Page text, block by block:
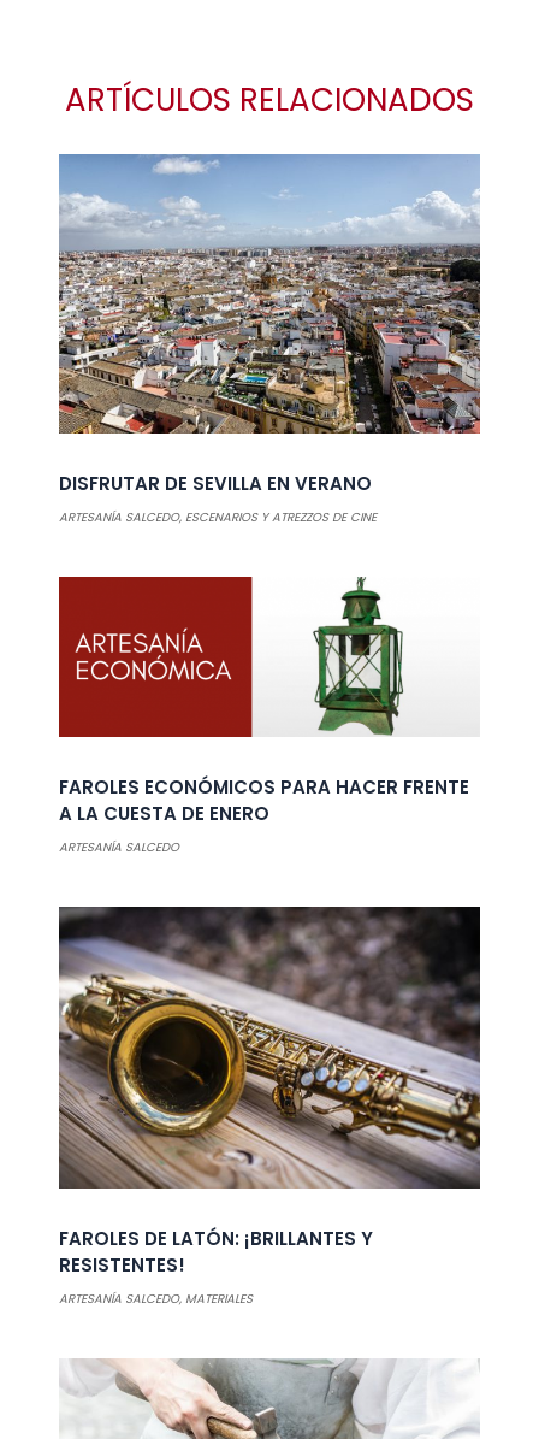
ARTÍCULOS RELACIONADOS
DISFRUTAR DE SEVILLA EN VERANO
ARTESANÍA SALCEDO, ESCENARIOS Y ATREZZOS DE CINE
FAROLES ECONÓMICOS PARA HACER FRENTE
A LA CUESTA DE ENERO
ARTESANÍA SALCEDO
FAROLES DE LATÓN: ¡BRILLANTES Y
RESISTENTES!
ARTESANÍA SALCEDO, MATERIALES